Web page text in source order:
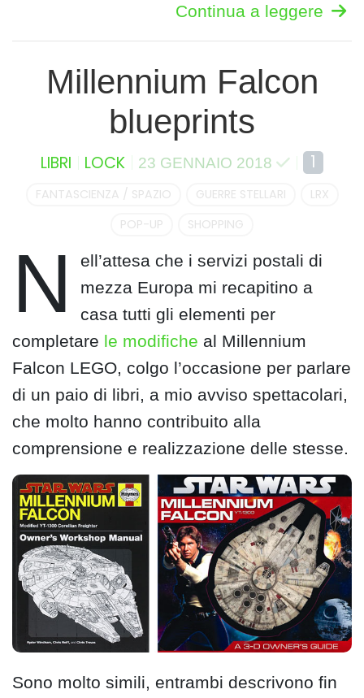
Continua a leggere
Millennium Falcon
blueprints
LIBRI LOCK 23 GENNAIO 2018 1
FANTASCIENZA / SPAZIO GUERRE STELLARI
LRX
POP-UP
SHOPPING
N
ell’attesa che i servizi postali di
mezza Europa mi recapitino a
casa tutti gli elementi per
completare le modifiche al Millennium
Falcon LEGO, colgo l’occasione per parlare
di un paio di libri, a mio avviso spettacolari,
che molto hanno contribuito alla
comprensione e realizzazione delle stesse.
Sono molto simili, entrambi descrivono fin